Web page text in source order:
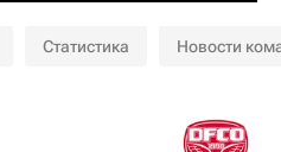
Статистика Новости